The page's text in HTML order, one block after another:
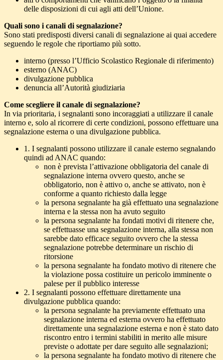
delle disposizioni di cui agli atti dell’Unione.
Quali sono i canali di segnalazione?
Sono stati predisposti diversi canali di segnalazione ai quai accedere
seguendo le regole che riportiamo più sotto.
interno (presso l’Ufficio Scolastico Regionale di riferimento)
esterno (ANAC)
divulgazione pubblica
denuncia all’Autorità giudiziaria
Come scegliere il canale di segnalazione?
In via prioritaria, i segnalanti sono incoraggiati a utilizzare il canale
interno e, solo al ricorrere di certe condizioni, possono effettuare una
segnalazione esterna o una divulgazione pubblica.
1. I segnalanti possono utilizzare il canale esterno segnalando
quindi ad ANAC quando:
non è prevista l’attivazione obbligatoria del canale di
segnalazione interna ovvero questo, anche se
obbligatorio, non è attivo o, anche se attivato, non è
conforme a quanto richiesto dalla legge
la persona segnalante ha già effettuato una segnalazione
interna e la stessa non ha avuto seguito
la persona segnalante ha fondati motivi di ritenere che,
se effettuasse una segnalazione interna, alla stessa non
sarebbe dato efficace seguito ovvero che la stessa
segnalazione potrebbe determinare un rischio di
ritorsione
la persona segnalante ha fondato motivo di ritenere che
la violazione possa costituire un pericolo imminente o
palese per il pubblico interesse
2. I segnalanti possono effettuare direttamente una
divulgazione pubblica quando:
la persona segnalante ha previamente effettuato una
segnalazione interna ed esterna ovvero ha effettuato
direttamente una segnalazione esterna e non è stato dato
riscontro entro i termini stabiliti in merito alle misure
previste o adottate per dare seguito alle segnalazioni;
la persona segnalante ha fondato motivo di ritenere che